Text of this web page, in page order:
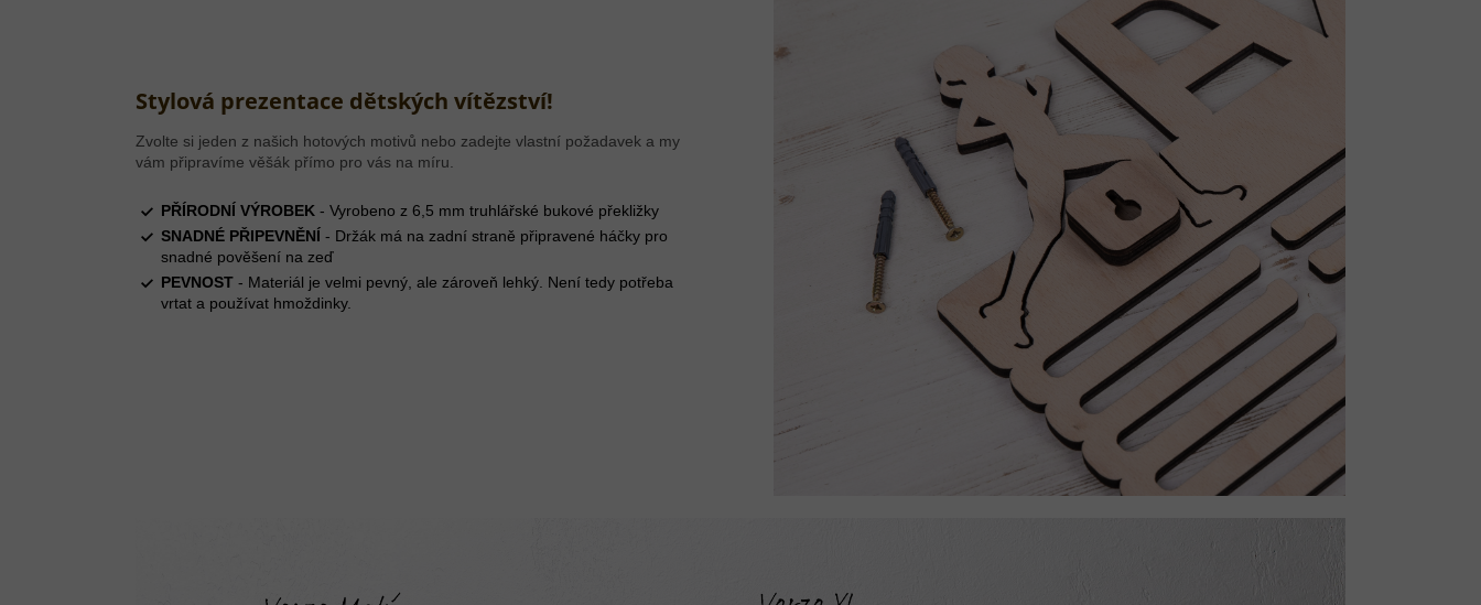
Stylová prezentace dětských vítězství!
Zvolte si jeden z našich hotových motivů nebo zadejte vlastní požadavek a my
vám připravíme věšák přímo pro vás na míru.
PŘÍRODNÍ VÝROBEK - Vyrobeno z 6,5 mm truhlářské bukové překližky
SNADNÉ PŘIPEVNĚNÍ - Držák má na zadní straně připravené háčky pro
snadné pověšení na zeď
PEVNOST - Materiál je velmi pevný, ale zároveň lehký. Není tedy potřeba
vrtat a používat hmoždinky.